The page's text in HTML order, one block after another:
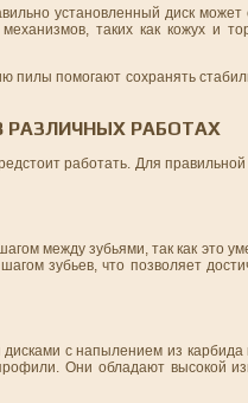
установленный диск может
таких как кожух и
пилы помогают сохранять
РАЗЛИЧНЫХ РАБОТАХ
работать. Для
между зубьями, так как это
зубьев, что позволяет
с напылением из
Они обладают высокой